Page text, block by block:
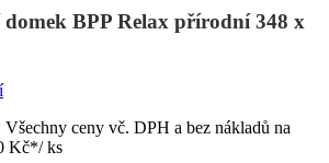
BPP Relax přírodní 348 x
ceny vč. DPH a bez nákladů na
Kč*/ ks